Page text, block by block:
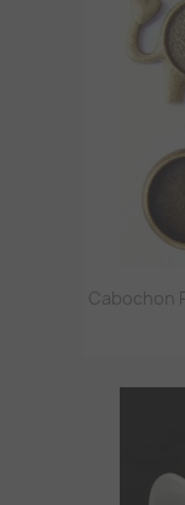
Cabochon